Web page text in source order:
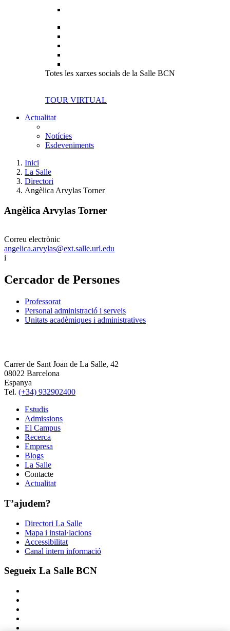
Totes les xarxes socials de la Salle BCN
TOUR VIRTUAL
Actualitat
Notícies
Esdeveniments
Inici
La Salle
Directori
Angèlica Arvylas Torner
Angèlica Arvylas Torner
Correu electrònic
angelica.arvylas@ext.salle.url.edu
i
Cercador de Persones
Professorat
Personal administració i serveis
Unitats acadèmiques i administratives
Carrer de Sant Joan de La Salle, 42
08022 Barcelona
Espanya
Tel. (+34) 932902400
Estudis
Admissions
El Campus
Recerca
Empresa
Blogs
La Salle
Contacte
Actualitat
T’ajudem?
Directori La Salle
Mapa i instal·lacions
Accessibilitat
Canal intern informació
Segueix La Salle BCN